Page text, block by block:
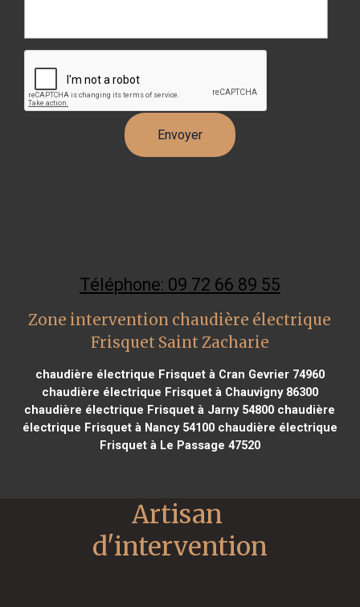
Téléphone: 09 72 66 89 55
Zone intervention chaudière électrique
Frisquet Saint Zacharie
chaudière électrique Frisquet à Cran Gevrier 74960
chaudière électrique Frisquet à Chauvigny 86300
chaudière électrique Frisquet à Jarny 54800 chaudière
électrique Frisquet à Nancy 54100chaudière électrique
Frisquet à Le Passage 47520
Artisan
d'intervention